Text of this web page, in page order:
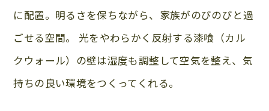
に配置。明るさを保ちながら、家族がのびのびと過
ごせる空間。 光をやわらかく反射する漆喰（カル
クウォール）の壁は湿度も調整して空気を整え、気
持ちの良い環境をつくってくれる。